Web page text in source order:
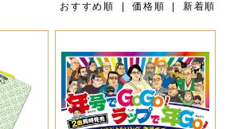
おすすめ順 |価格順 |新着順